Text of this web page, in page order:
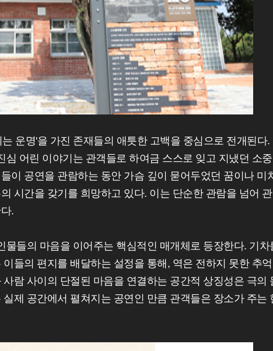
운명'을 가진 존재들의 애틋한 고백을 중심으로 전개된다.
심 어린 이야기는 관객들로 하여금 스스로 잊고 지냈던 소
이 공연을 관람하는 동안 가슴 깊이 묻어두었던 꿈이나 미
시간을 갖기를 희망하고 있다. 이는 단순한 관람을 넘어
.
들의 마음을 이어주는 핵심적인 매개체로 등장한다. 기차
들의 편지를 배달하는 설정을 통해, 역은 전하지 못한 추
람 사이의 단절된 마음을 연결하는 공간적 상징성은 극의
제 공간에서 펼쳐지는 공연인 만큼 관객들은 장소가 주는